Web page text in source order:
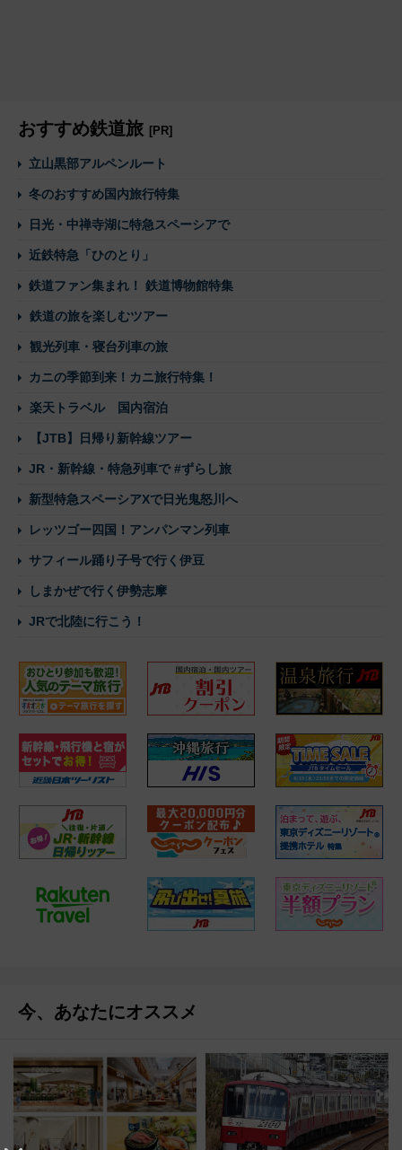
おすすめ鉄道旅 [PR]
立山黒部アルペンルート
冬のおすすめ国内旅行特集
日光・中禅寺湖に特急スペーシアで
近鉄特急「ひのとり」
鉄道ファン集まれ！ 鉄道博物館特集
鉄道の旅を楽しむツアー
観光列車・寝台列車の旅
カニの季節到来！カニ旅行特集！
楽天トラベル 国内宿泊
【JTB】日帰り新幹線ツアー
JR・新幹線・特急列車で #ずらし旅
新型特急スペーシアXで日光鬼怒川へ
レッツゴー四国！アンパンマン列車
サフィール踊り子号で行く伊豆
しまかぜで行く伊勢志摩
JRで北陸に行こう！
今、あなたにオススメ